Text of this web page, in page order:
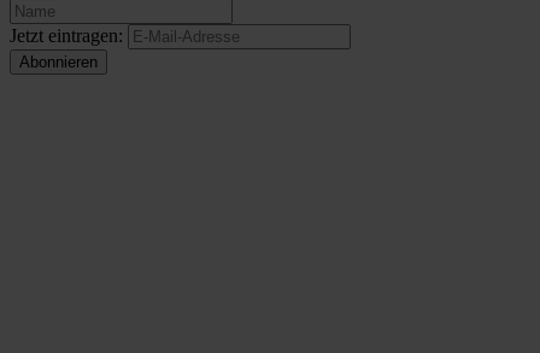
Jetzt eintragen: